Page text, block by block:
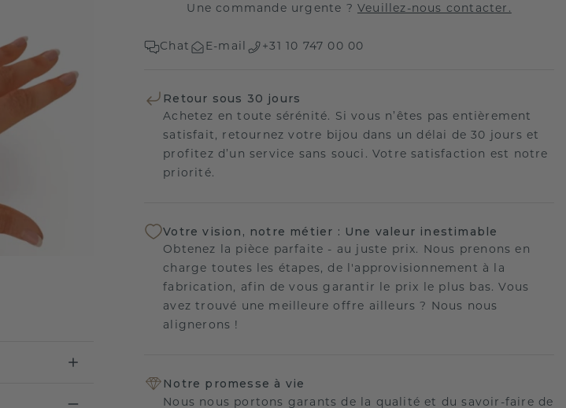
Une commande urgente ? Veuillez-nous contacter.
Chat E-mail +31 10 747 00 00
Retour sous 30 jours
Achetez en toute sérénité. Si vous n’êtes pas entièrement
satisfait, retournez votre bijou dans un délai de 30 jours et
profitez d’un service sans souci. Votre satisfaction est notre
priorité.
Votre vision, notre métier : Une valeur inestimable
Obtenez la pièce parfaite - au juste prix. Nous prenons en
charge toutes les étapes, de l'approvisionnement à la
fabrication, afin de vous garantir le prix le plus bas. Vous
avez trouvé une meilleure offre ailleurs ? Nous nous
alignerons !
Notre promesse à vie
Nous nous portons garants de la qualité et du savoir-faire de